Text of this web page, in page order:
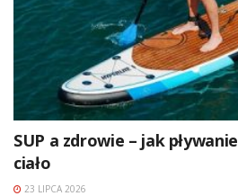
SUP a zdrowie – jak
ciało
23 LIPCA 2026